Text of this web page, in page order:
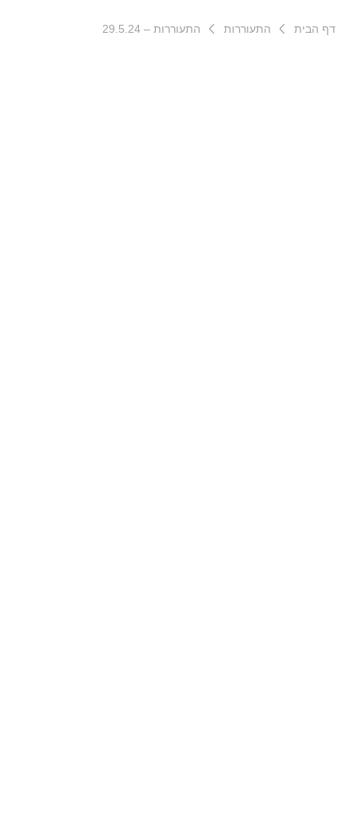
דף הבית התעוררות התעוררות – 29.5.24